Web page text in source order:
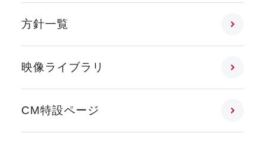
方針一覧
映像ライブラリ
CM特設ページ